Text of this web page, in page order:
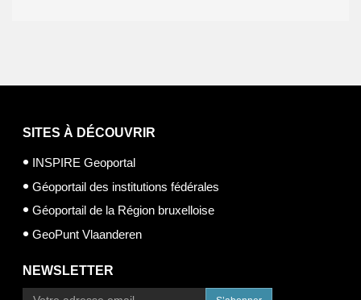
SITES À DÉCOUVRIR
INSPIRE Geoportal
Géoportail des institutions fédérales
Géoportail de la Région bruxelloise
GeoPunt Vlaanderen
NEWSLETTER